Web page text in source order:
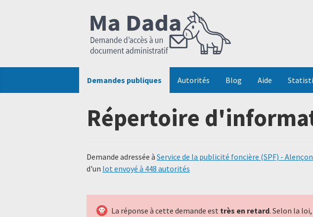
Demandes publiques Autorités Blog Aide
Répertoire
Demande adressée à Service de la publicité foncière (SPF) -
d'un lot envoyé à 448 autorités
La réponse à cette demande est très en retard. Selon la